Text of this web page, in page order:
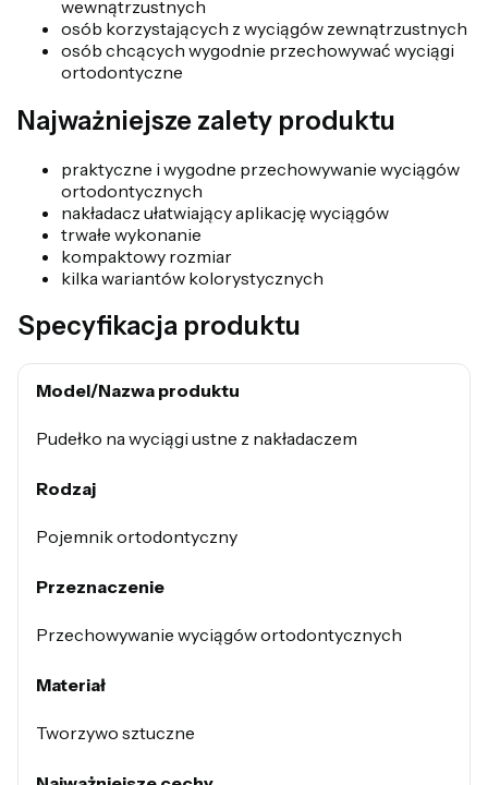
wewnątrzustnych
osób korzystających z wyciągów zewnątrzustnych
osób chcących wygodnie przechowywać wyciągi
ortodontyczne
Najważniejsze zalety produktu
praktyczne i wygodne przechowywanie wyciągów
ortodontycznych
nakładacz ułatwiający aplikację wyciągów
trwałe wykonanie
kompaktowy rozmiar
kilka wariantów kolorystycznych
Specyfikacja produktu
Model/Nazwa produktu
Pudełko na wyciągi ustne z nakładaczem
Rodzaj
Pojemnik ortodontyczny
Przeznaczenie
Przechowywanie wyciągów ortodontycznych
Materiał
Tworzywo sztuczne